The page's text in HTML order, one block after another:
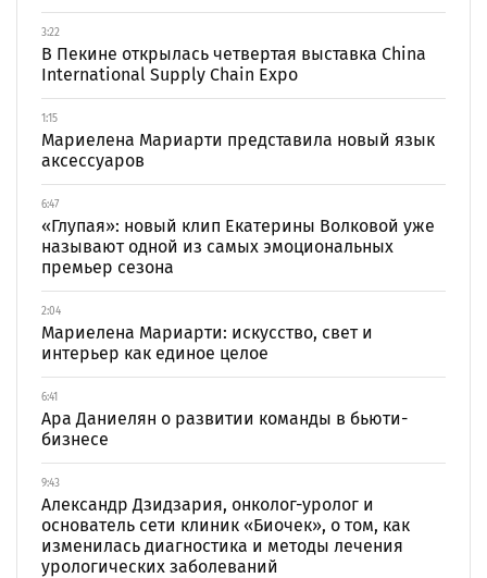
3:22
В Пекине открылась четвертая выставка China
International Supply Chain Expo
1:15
Мариелена Мариарти представила новый язык
аксессуаров
6:47
«Глупая»: новый клип Екатерины Волковой уже
называют одной из самых эмоциональных
премьер сезона
2:04
Мариелена Мариарти: искусство, свет и
интерьер как единое целое
6:41
Ара Даниелян о развитии команды в бьюти-
бизнесе
9:43
Александр Дзидзария, онколог-уролог и
основатель сети клиник «Биочек», о том, как
изменилась диагностика и методы лечения
урологических заболеваний